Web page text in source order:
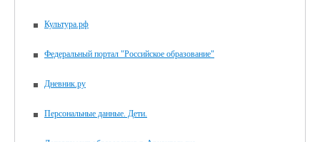
Культура.рф
Федеральный портал "Российское образование"
Дневник.ру
Персональные данные. Дети.